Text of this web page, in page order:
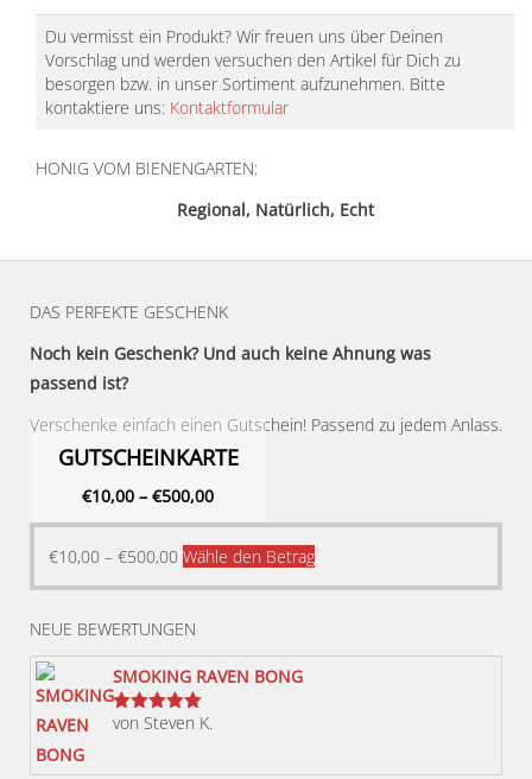
Du vermisst ein Produkt? Wir freuen uns über Deinen
Vorschlag und werden versuchen den Artikel für Dich zu
besorgen bzw. in unser Sortiment aufzunehmen. Bitte
kontaktiere uns: Kontaktformular
HONIG VOM BIENENGARTEN:
Regional, Natürlich, Echt
DAS PERFEKTE GESCHENK
Noch kein Geschenk? Und auch keine Ahnung was
passend ist?
Verschenke einfach einen Gutschein! Passend zu jedem Anlass.
GUTSCHEINKARTE
€10,00 – €500,00
€10,00 – €500,00 Wähle den BetragDieses
Produkt
NEUE BEWERTUNGEN
SMOKING RAVEN BONG
Bewertet
von Steven K.